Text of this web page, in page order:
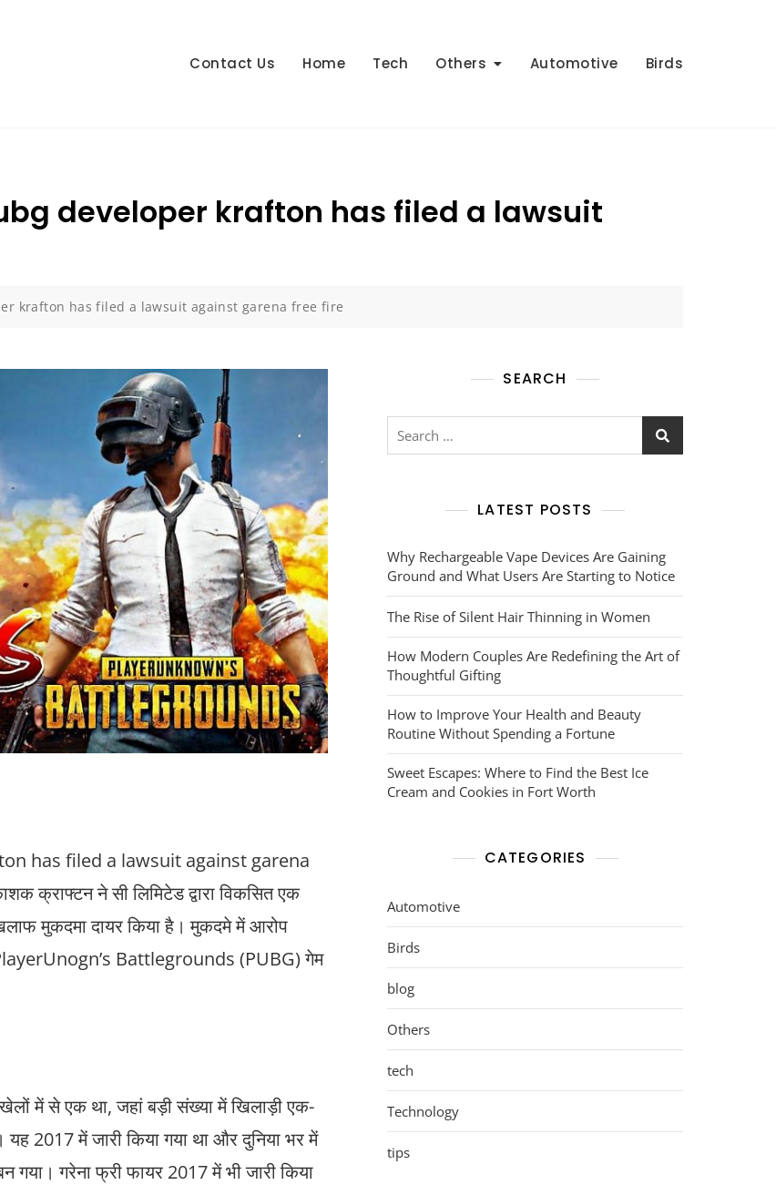
Contact Us Home Tech Others Automotive Birds
developer krafton has filed a lawsuit
krafton has filed a lawsuit against garena free fire
has filed a lawsuit against garena
क्राफ्टन ने सी लिमिटेड द्वारा विकसित एक
मुकदमा दायर किया है। मुकदमे में आरोप
Battlegrounds (PUBG) गेम
में से एक था, जहां बड़ी संख्या में खिलाड़ी एक-
में जारी किया गया था और दुनिया भर में
गया। गरेना फ्री फायर 2017 में भी जारी किया
SEARCH
Search
LATEST POSTS
Why Rechargeable Vape Devices Are Gaining
Ground and What Users Are Starting to Notice
The Rise of Silent Hair Thinning in Women
How Modern Couples Are Redefining the Art of
Thoughtful Gifting
How to Improve Your Health and Beauty
Routine Without Spending a Fortune
Sweet Escapes: Where to Find the Best Ice
Cream and Cookies in Fort Worth
CATEGORIES
Automotive
Birds
blog
Others
tech
Technology
tips